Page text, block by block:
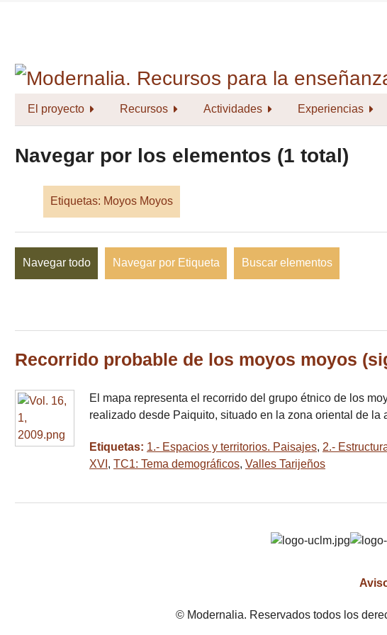
El proyecto Recursos Actividades Experiencias
Navegar por los elementos (1 total)
Etiquetas: Moyos Moyos
Navegar todo Navegar por Etiqueta Buscar elementos
Recorrido probable de los moyos moyos
El mapa representa el recorrido del grupo étnico de los
realizado desde Paiquito, situado en la zona oriental de
Etiquetas: 1.- Espacios y territorios. Paisajes, 2.-
XVI , TC1: Tema demográficos, Valles Tarijeños
© Modernalia. Reservados todos los